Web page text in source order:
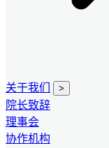
关于我们 >
院长致辞
理事会
协作机构